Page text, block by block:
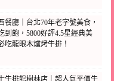
餐廳｜台北70年老字號美食，
到飽，5800好評4.5星經典美
吃龍眼木爐烤牛排！